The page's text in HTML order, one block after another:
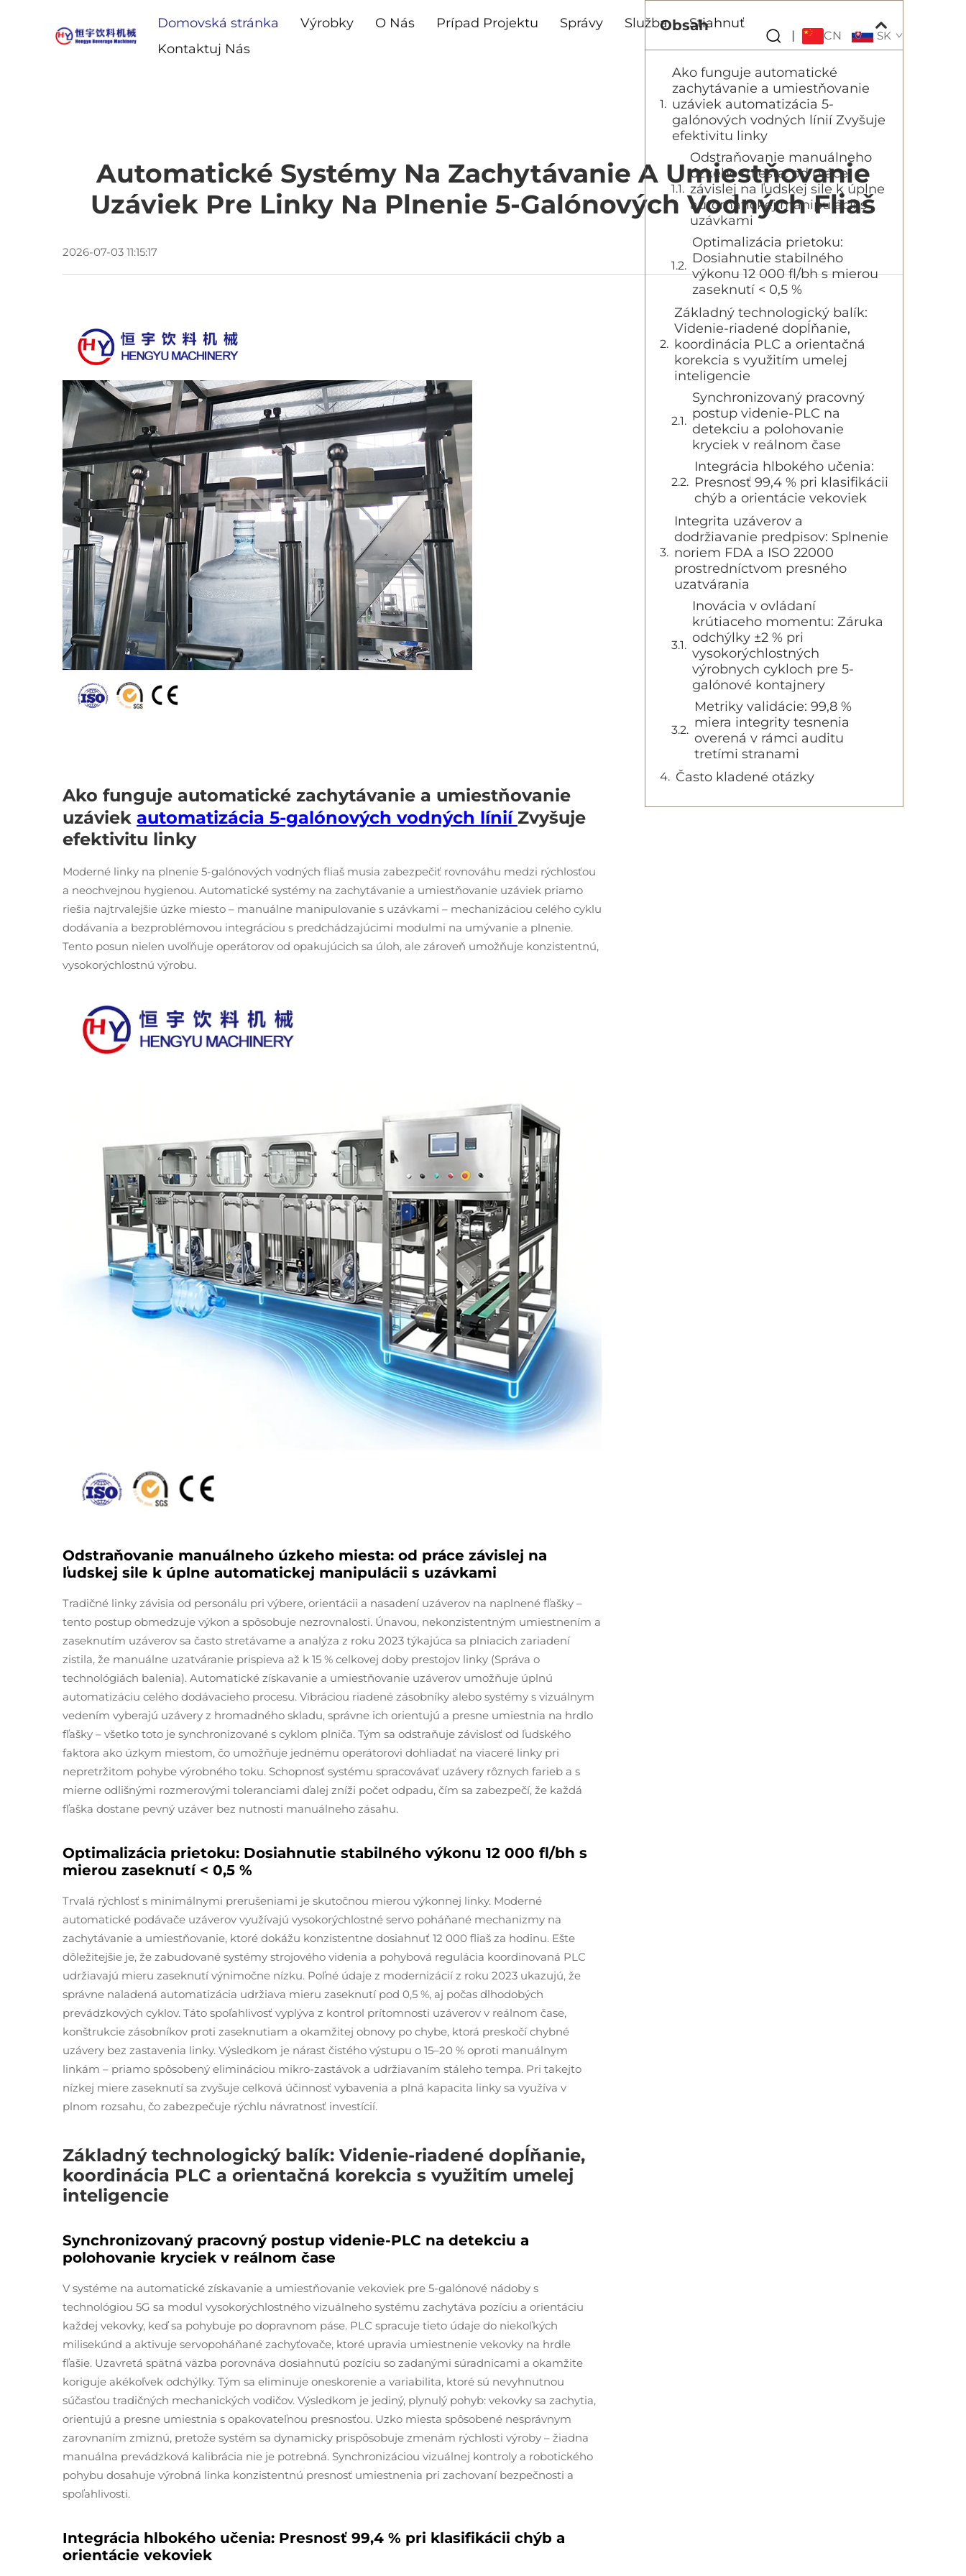
Domovská stránka Výrobky O Nás Prípad Projektu Správy Služba
Stiahnuť
Kontaktuj Nás
| CN SK
Automatické Systémy Na Zachytávanie A Umiestňovanie
Uzáviek Pre Linky Na Plnenie 5-Galónových Vodných Fliaš
2026-07-03 11:15:17
Ako funguje automatické zachytávanie a umiestňovanie
uzáviek automatizácia 5-galónových vodných línií Zvyšuje
efektivitu linky
Moderné linky na plnenie 5-galónových vodných fliaš musia zabezpečiť rovnováhu medzi rýchlosťou
a neochvejnou hygienou. Automatické systémy na zachytávanie a umiestňovanie uzáviek priamo
riešia najtrvalejšie úzke miesto – manuálne manipulovanie s uzávkami – mechanizáciou celého cyklu
dodávania a bezproblémovou integráciou s predchádzajúcimi modulmi na umývanie a plnenie.
Tento posun nielen uvoľňuje operátorov od opakujúcich sa úloh, ale zároveň umožňuje konzistentnú,
vysokorýchlostnú výrobu.
Odstraňovanie manuálneho úzkeho miesta: od práce závislej na
ľudskej sile k úplne automatickej manipulácii s uzávkami
Tradičné linky závisia od personálu pri výbere, orientácii a nasadení uzáverov na naplnené fľašky –
tento postup obmedzuje výkon a spôsobuje nezrovnalosti. Únavou, nekonzistentným umiestnením a
zaseknutím uzáverov sa často stretávame a analýza z roku 2023 týkajúca sa plniacich zariadení
zistila, že manuálne uzatváranie prispieva až k 15 % celkovej doby prestojov linky (Správa o
technológiách balenia). Automatické získavanie a umiestňovanie uzáverov umožňuje úplnú
automatizáciu celého dodávacieho procesu. Vibráciou riadené zásobníky alebo systémy s vizuálnym
vedením vyberajú uzávery z hromadného skladu, správne ich orientujú a presne umiestnia na hrdlo
fľašky – všetko toto je synchronizované s cyklom plniča. Tým sa odstraňuje závislosť od ľudského
faktora ako úzkym miestom, čo umožňuje jednému operátorovi dohliadať na viaceré linky pri
nepretržitom pohybe výrobného toku. Schopnosť systému spracovávať uzávery rôznych farieb a s
mierne odlišnými rozmerovými toleranciami ďalej zníži počet odpadu, čím sa zabezpečí, že každá
fľaška dostane pevný uzáver bez nutnosti manuálneho zásahu.
Optimalizácia prietoku: Dosiahnutie stabilného výkonu 12 000 fl/bh s
mierou zaseknutí < 0,5 %
Trvalá rýchlosť s minimálnymi prerušeniami je skutočnou mierou výkonnej linky. Moderné
automatické podávače uzáverov využívajú vysokorýchlostné servo poháňané mechanizmy na
zachytávanie a umiestňovanie, ktoré dokážu konzistentne dosiahnuť 12 000 fliaš za hodinu. Ešte
dôležitejšie je, že zabudované systémy strojového videnia a pohybová regulácia koordinovaná PLC
udržiavajú mieru zaseknutí výnimočne nízku. Poľné údaje z modernizácií z roku 2023 ukazujú, že
správne naladená automatizácia udržiava mieru zaseknutí pod 0,5 %, aj počas dlhodobých
prevádzkových cyklov. Táto spoľahlivosť vyplýva z kontrol prítomnosti uzáverov v reálnom čase,
konštrukcie zásobníkov proti zaseknutiam a okamžitej obnovy po chybe, ktorá preskočí chybné
uzávery bez zastavenia linky. Výsledkom je nárast čistého výstupu o 15–20 % oproti manuálnym
linkám – priamo spôsobený elimináciou mikro-zastávok a udržiavaním stáleho tempa. Pri takejto
nízkej miere zaseknutí sa zvyšuje celková účinnosť vybavenia a plná kapacita linky sa využíva v
plnom rozsahu, čo zabezpečuje rýchlu návratnosť investícií.
Základný technologický balík: Videnie-riadené dopĺňanie,
koordinácia PLC a orientačná korekcia s využitím umelej
inteligencie
Synchronizovaný pracovný postup videnie-PLC na detekciu a
polohovanie kryciek v reálnom čase
V systéme na automatické získavanie a umiestňovanie vekoviek pre 5-galónové nádoby s
technológiou 5G sa modul vysokorýchlostného vizuálneho systému zachytáva pozíciu a orientáciu
každej vekovky, keď sa pohybuje po dopravnom páse. PLC spracuje tieto údaje do niekoľkých
milisekúnd a aktivuje servopoháňané zachyťovače, ktoré upravia umiestnenie vekovky na hrdle
fľašie. Uzavretá spätná väzba porovnáva dosiahnutú pozíciu so zadanými súradnicami a okamžite
koriguje akékoľvek odchýlky. Tým sa eliminuje oneskorenie a variabilita, ktoré sú nevyhnutnou
súčasťou tradičných mechanických vodičov. Výsledkom je jediný, plynulý pohyb: vekovky sa zachytia,
orientujú a presne umiestnia s opakovateľnou presnosťou. Uzko miesta spôsobené nesprávnym
zarovnaním zmiznú, pretože systém sa dynamicky prispôsobuje zmenám rýchlosti výroby – žiadna
manuálna prevádzková kalibrácia nie je potrebná. Synchronizáciou vizuálnej kontroly a robotického
pohybu dosahuje výrobná linka konzistentnú presnosť umiestnenia pri zachovaní bezpečnosti a
spoľahlivosti.
Integrácia hlbokého učenia: Presnosť 99,4 % pri klasifikácii chýb a
orientácie vekoviek
Obsah
Ako funguje automatické
zachytávanie a umiestňovanie
uzáviek automatizácia 5-
galónových vodných línií Zvyšuje
efektivitu linky
Odstraňovanie manuálneho
úzkeho miesta: od práce
závislej na ľudskej sile k úplne
automatickej manipulácii s
uzávkami
Optimalizácia prietoku:
Dosiahnutie stabilného
výkonu 12 000 fl/bh s mierou
zaseknutí < 0,5 %
Základný technologický balík:
Videnie-riadené dopĺňanie,
koordinácia PLC a orientačná
korekcia s využitím umelej
inteligencie
Synchronizovaný pracovný
postup videnie-PLC na
detekciu a polohovanie
kryciek v reálnom čase
Integrácia hlbokého učenia:
Presnosť 99,4 % pri klasifikácii
chýb a orientácie vekoviek
Integrita uzáverov a
dodržiavanie predpisov: Splnenie
noriem FDA a ISO 22000
prostredníctvom presného
uzatvárania
Inovácia v ovládaní
krútiaceho momentu: Záruka
odchýlky ±2 % pri
vysokorýchlostných
výrobnych cykloch pre 5-
galónové kontajnery
Metriky validácie: 99,8 %
miera integrity tesnenia
overená v rámci auditu
tretími stranami
Často kladené otázky